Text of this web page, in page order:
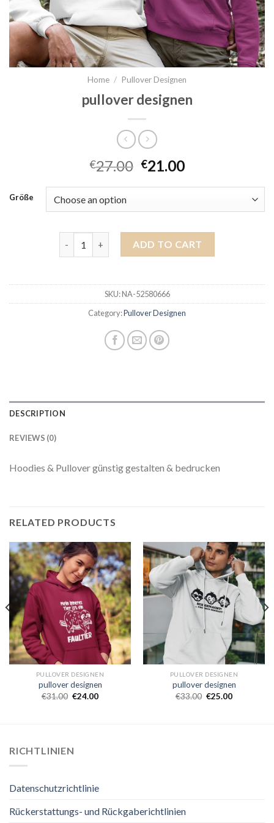
Home / Pullover Designen
pullover designen
€27.00 €21.00
Größe
pullover designen quantity
ADD TO CART
SKU:NA-52580666
Category:Pullover Designen
DESCRIPTION
REVIEWS (0)
Hoodies & Pullover günstig gestalten & bedrucken
RELATED PRODUCTS
PULLOVER DESIGNEN
pullover designen
€31.00 €24.00
PULLOVER DESIGNEN
pullover designen
€33.00 €25.00
RICHTLINIEN
Datenschutzrichtlinie
Rückerstattungs- und Rückgaberichtlinien